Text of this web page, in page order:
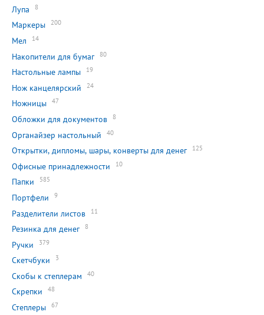
Лупа 8
Маркеры 200
Мел 14
Накопители для бумаг 80
Настольные лампы 19
Нож канцелярский 24
Ножницы 47
Обложки для документов 8
Органайзер настольный 40
Открытки, дипломы, шары, конверты для денег 125
Офисные принадлежности 10
Папки 585
Портфели 9
Разделители листов 11
Резинка для денег 8
Ручки 379
Скетчбуки 3
Скобы к степлерам 40
Скрепки 48
Степлеры 67